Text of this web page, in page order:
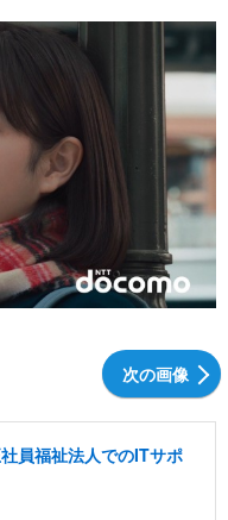
その他
次の画像
員福祉法人でのITサポ